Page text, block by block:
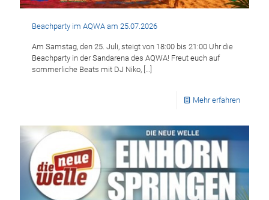
Beachparty im AQWA am 25.07.2026
Am Samstag, den 25. Juli, steigt von 18:00 bis 21:00 Uhr die
Beachparty in der Sandarena des AQWA! Freut euch auf
sommerliche Beats mit DJ Niko,
Mehr erfahren